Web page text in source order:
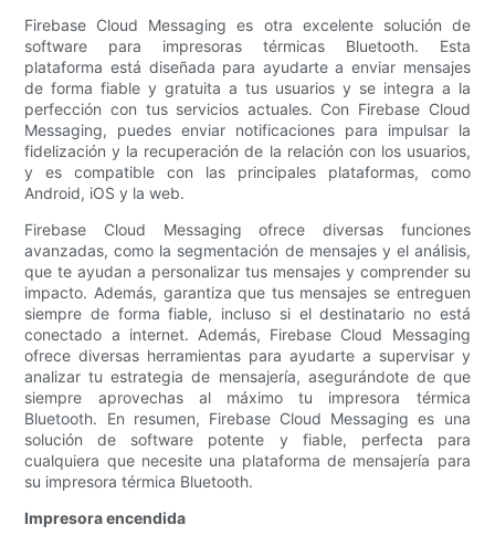
Firebase Cloud Messaging es otra excelente solución de
software para impresoras térmicas Bluetooth. Esta
plataforma está diseñada para ayudarte a enviar mensajes
de forma fiable y gratuita a tus usuarios y se integra a la
perfección con tus servicios actuales. Con Firebase Cloud
Messaging, puedes enviar notificaciones para impulsar la
fidelización y la recuperación de la relación con los usuarios,
y es compatible con las principales plataformas, como
Android, iOS y la web.
Firebase Cloud Messaging ofrece diversas funciones
avanzadas, como la segmentación de mensajes y el análisis,
que te ayudan a personalizar tus mensajes y comprender su
impacto. Además, garantiza que tus mensajes se entreguen
siempre de forma fiable, incluso si el destinatario no está
conectado a internet. Además, Firebase Cloud Messaging
ofrece diversas herramientas para ayudarte a supervisar y
analizar tu estrategia de mensajería, asegurándote de que
siempre aprovechas al máximo tu impresora térmica
Bluetooth. En resumen, Firebase Cloud Messaging es una
solución de software potente y fiable, perfecta para
cualquiera que necesite una plataforma de mensajería para
su impresora térmica Bluetooth.
Impresora encendida